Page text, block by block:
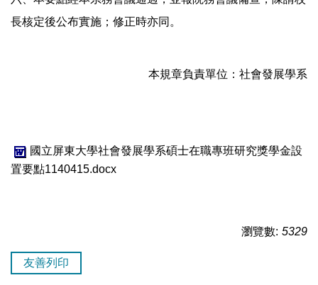
長核定後公布實施；修正時亦同。
本規章負責單位：社會發展學系
國立屏東大學社會發展學系碩士在職專班研究獎學金設
置要點1140415.docx
瀏覽數: 5329
友善列印